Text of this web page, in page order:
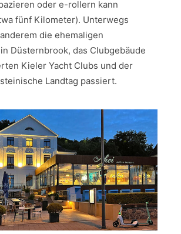
oder e-rollern kann
fünf Kilometer). Unterwegs
die ehemaligen
Düsternbrook, das Clubgebäude
Kieler Yacht Clubs und der
Landtag passiert.